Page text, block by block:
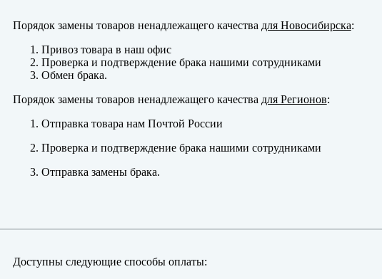
Порядок замены товаров ненадлежащего качества для Новосибирска:
Привоз товара в наш офис
Проверка и подтверждение брака нашими сотрудниками
Обмен брака.
Порядок замены товаров ненадлежащего качества для Регионов:
Отправка товара нам Почтой России
Проверка и подтверждение брака нашими сотрудниками
Отправка замены брака.
Доступны следующие способы оплаты: